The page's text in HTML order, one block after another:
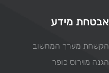
אבטחת מידע
הקשחת מערך המחשוב
הגנה מוירוס כופר